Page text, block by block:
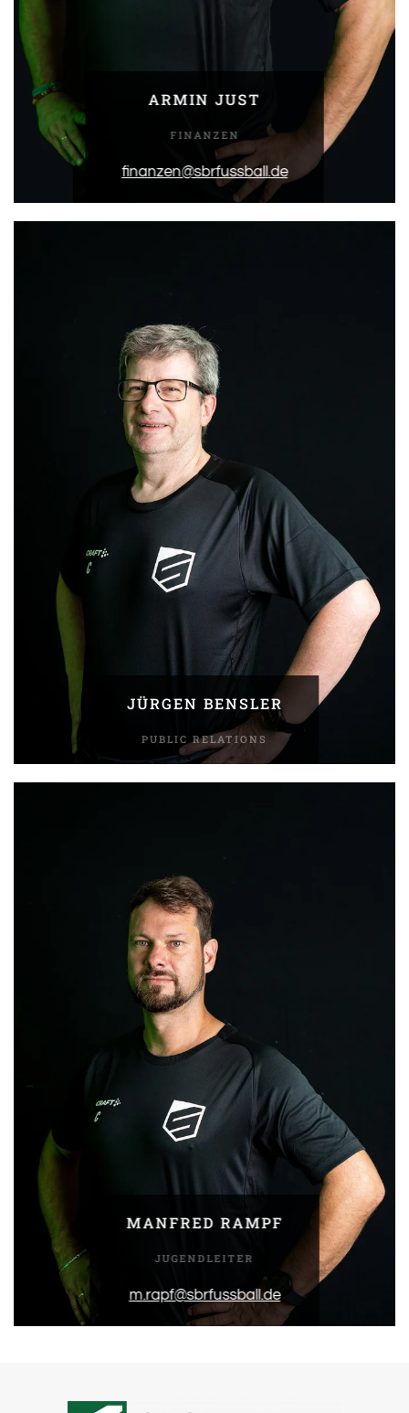
ARMIN JUST
FINANZEN
finanzen@sbrfussball.de
JÜRGEN BENSLER
PUBLIC RELATIONS
MANFRED RAMPF
JUGENDLEITER
m.rapf@sbrfussball.de